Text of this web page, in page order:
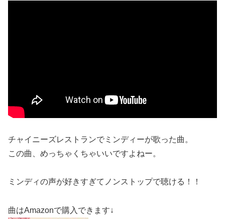
チャイニーズレストランでミンディーが歌った曲。
この曲、めっちゃくちゃいいですよねー。
ミンディの声が好きすぎてノンストップで聴ける！！
曲はAmazonで購入できます↓